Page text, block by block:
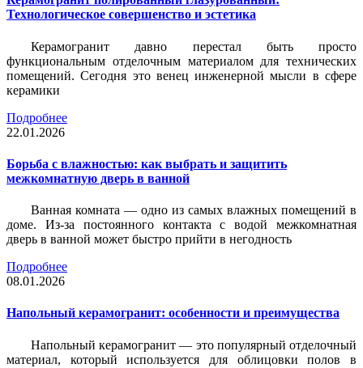
Технологическое совершенство и эстетика
Керамогранит давно перестал быть просто
функциональным отделочным материалом для технических
помещений. Сегодня это венец инженерной мысли в сфере
керамики
Подробнее
22.01.2026
Борьба с влажностью: как выбрать и защитить
межкомнатную дверь в ванной
Ванная комната — одно из самых влажных помещений в
доме. Из-за постоянного контакта с водой межкомнатная
дверь в ванной может быстро прийти в негодность
Подробнее
08.01.2026
Напольный керамогранит: особенности и преимущества
Напольный керамогранит — это популярный отделочный
материал, который используется для облицовки полов в